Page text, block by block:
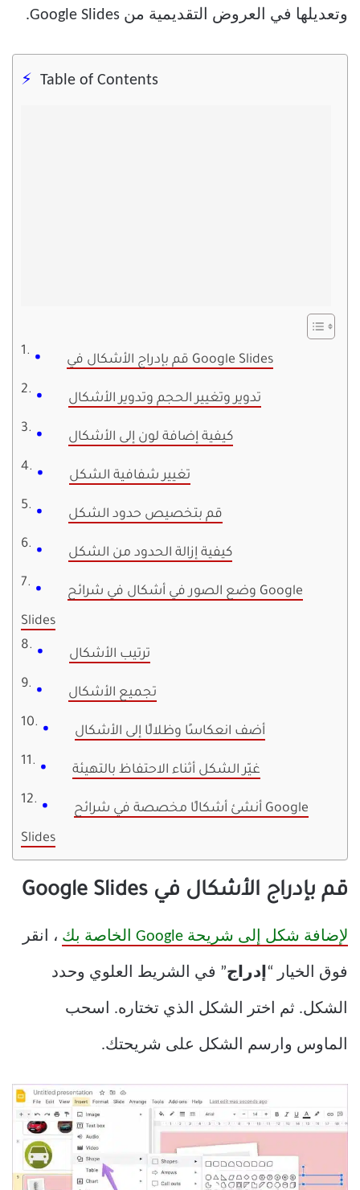
وتعديلها في العروض التقديمية من Google Slides.
Table of Contents
قم بإدراج الأشكال في Google Slides
تدوير وتغيير الحجم وتدوير الأشكال
كيفية إضافة لون إلى الأشكال
تغيير شفافية الشكل
قم بتخصيص حدود الشكل
كيفية إزالة الحدود من الشكل
وضع الصور في أشكال في شرائح Google
Slides
ترتيب الأشكال
تجميع الأشكال
أضف انعكاسًا وظلالًا إلى الأشكال
غيّر الشكل أثناء الاحتفاظ بالتهيئة
أنشئ أشكالًا مخصصة في شرائح Google
Slides
قم بإدراج الأشكال في Google Slides
لإضافة شكل إلى شريحة Google الخاصة بك ، انقر
فوق الخيار “ إدراج” في الشريط العلوي وحدد
الشكل. ثم اختر الشكل الذي تختاره. اسحب
الماوس وارسم الشكل على شريحتك.